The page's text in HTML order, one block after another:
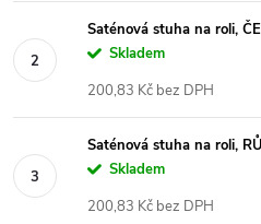
Saténová stuha na roli,
Skladem
200,83 Kč bez DPH
Saténová stuha na roli,
Skladem
200,83 Kč bez DPH